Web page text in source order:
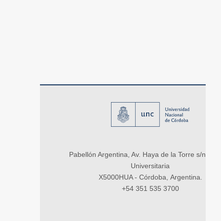
Pabellón Argentina, Av. Haya de la Torre s/n,
Universitaria
X5000HUA - Córdoba, Argentina.
+54 351 535 3700